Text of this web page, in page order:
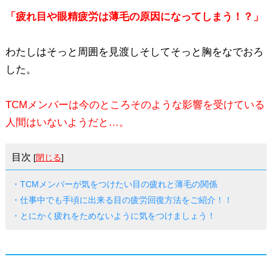
「疲れ目や眼精疲労は薄毛の原因になってしまう！？」
わたしはそっと周囲を見渡しそしてそっと胸をなでおろ
した。
TCMメンバーは今のところそのような影響を受けている
人間はいないようだと…。
目次 [閉じる]
・TCMメンバーが気をつけたい目の疲れと薄毛の関係
・仕事中でも手頃に出来る目の疲労回復方法をご紹介！！
・とにかく疲れをためないように気をつけましょう！